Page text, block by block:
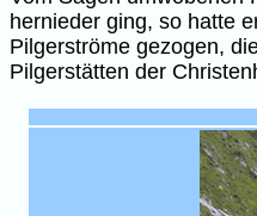
hernieder ging, so hatte
Pilgerströme gezogen,
Pilgerstätten der